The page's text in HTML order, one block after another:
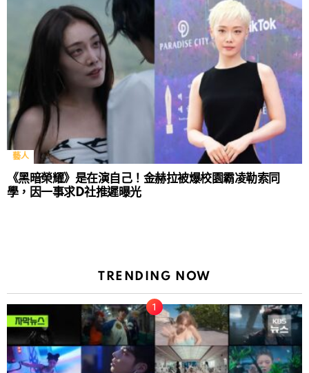
藝人
《黑暗榮耀》是在演自己！金赫拉被爆校園霸凌勒索同
學，因一事求D社推遲曝光
TRENDING NOW